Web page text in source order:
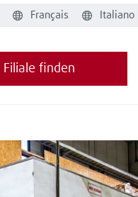
Français Italiano
Filiale finden